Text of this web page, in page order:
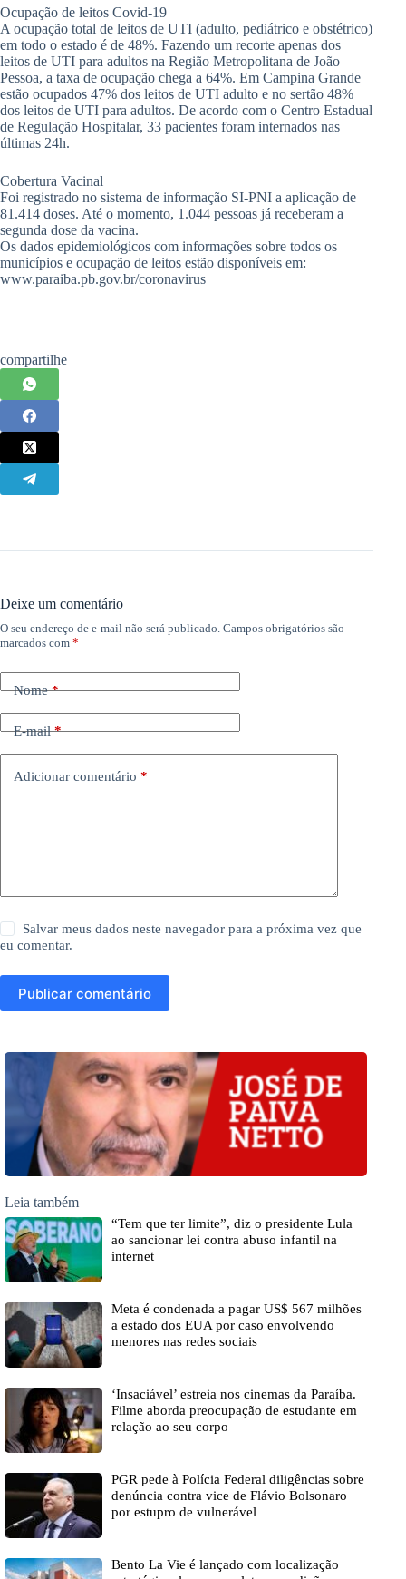
Ocupação de leitos Covid-19
A ocupação total de leitos de UTI (adulto, pediátrico e obstétrico)
em todo o estado é de 48%. Fazendo um recorte apenas dos
leitos de UTI para adultos na Região Metropolitana de João
Pessoa, a taxa de ocupação chega a 64%. Em Campina Grande
estão ocupados 47% dos leitos de UTI adulto e no sertão 48%
dos leitos de UTI para adultos. De acordo com o Centro Estadual
de Regulação Hospitalar, 33 pacientes foram internados nas
últimas 24h.
Cobertura Vacinal
Foi registrado no sistema de informação SI-PNI a aplicação de
81.414 doses. Até o momento, 1.044 pessoas já receberam a
segunda dose da vacina.
Os dados epidemiológicos com informações sobre todos os
municípios e ocupação de leitos estão disponíveis em:
www.paraiba.pb.gov.br/coronavirus
compartilhe
Deixe um comentário
O seu endereço de e-mail não será publicado. Campos obrigatórios são
marcados com *
Nome*
E-mail*
Adicionar comentário *
Salvar meus dados neste navegador para a próxima vez que
eu comentar.
Publicar comentário
Leia também
“Tem que ter limite”, diz o presidente Lula
ao sancionar lei contra abuso infantil na
internet
Meta é condenada a pagar US$ 567 milhões
a estado dos EUA por caso envolvendo
menores nas redes sociais
‘Insaciável’ estreia nos cinemas da Paraíba.
Filme aborda preocupação de estudante em
relação ao seu corpo
PGR pede à Polícia Federal diligências sobre
denúncia contra vice de Flávio Bolsonaro
por estupro de vulnerável
Bento La Vie é lançado com localização